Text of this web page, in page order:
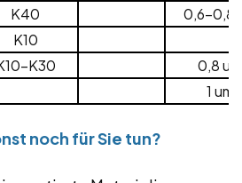
K40
0,6-0,8
K10
K30
0,8 um
1 um
noch für Sie tun?